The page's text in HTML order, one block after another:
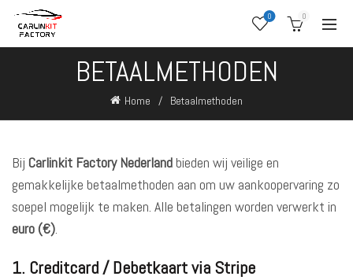
0 0
BETAALMETHODEN
Home Betaalmethoden
Bij Carlinkit Factory Nederland bieden wij veilige en
gemakkelijke betaalmethoden aan om uw aankoopervaring zo
soepel mogelijk te maken. Alle betalingen worden verwerkt in
euro (€).
1. Creditcard / Debetkaart via Stripe